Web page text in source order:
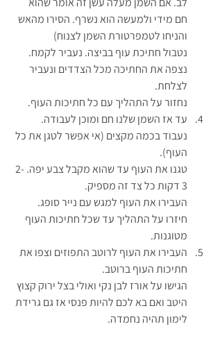
חם מידי ולמעשה הוא נשרף. הסירו מהאש
והניחו לטמפרטורת השמן לצנוח)
נטבול חתיכת עוף בביצה. נעביר לקמח.
נצפה את החתיכה מכל הצדדים ונעביר
לצלחת.
נחזור על התהליך עם כל חתיכות העוף.
עד אז השמן שלנו חם ומוכן לעבודה.
נעבוד בכמה מקצים (אי אפשר לטגן את כל
העוף).
טגנו את העוף עד שהוא מקבל צבע יפה. 2-
3 דקות כל צד זה מספיק.
העבירו את העוף למגש עם נייר סופג.
חיזרו על התהליך עד שכל חתיכות העוף
מטוגנות.
העבירו את העוף לרוטב התפוזים וצפו את
חתיכות העוף ברוטב.
הגישו על אורז לבן נקי ואולי בצל ירוק קצוץ
היטב ואם בא לכם להיות פנסי אז גם גרידת
לימון תהיה נחמדה.